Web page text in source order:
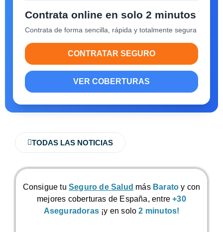
Contrata online en solo 2 minutos
Contrata de forma sencilla, rápida y totalmente segura
CONTRATAR SEGURO
VER COBERTURAS
TODAS LAS NOTICIAS
Consigue tu Seguro de Salud más Barato y con
mejores coberturas de España, entre+30
Aseguradoras ¡y en solo2 minutos!